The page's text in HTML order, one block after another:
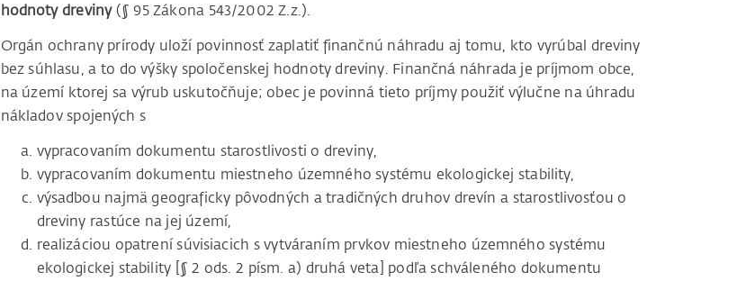
hodnoty dreviny(§ 95 Zákona 543/2002 Z.z.).
Orgán ochrany prírody uloží povinnosť zaplatiť finančnú náhradu aj tomu, kto vyrúbal dreviny
bez súhlasu, a to do výšky spoločenskej hodnoty dreviny. Finančná náhrada je príjmom obce,
na území ktorej sa výrub uskutočňuje; obec je povinná tieto príjmy použiť výlučne na úhradu
nákladov spojených s
vypracovaním dokumentu starostlivosti o dreviny,
vypracovaním dokumentu miestneho územného systému ekologickej stability,
výsadbou najmä geograficky pôvodných a tradičných druhov drevín a starostlivosťou o
dreviny rastúce na jej území,
realizáciou opatrení súvisiacich s vytváraním prvkov miestneho územného systému
ekologickej stability [§ 2 ods. 2 písm. a) druhá veta] podľa schváleného dokumentu